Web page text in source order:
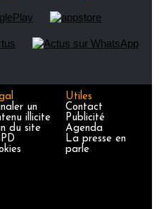
un
illicite
du site
Utiles
Contact
Publicité
Agenda
La presse en
parle